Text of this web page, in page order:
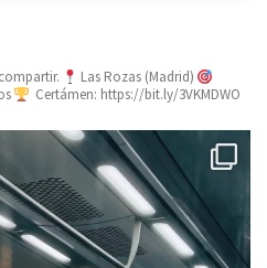
Las Rozas (Madrid)
Certámen: https://bit.ly/3VKMDWO